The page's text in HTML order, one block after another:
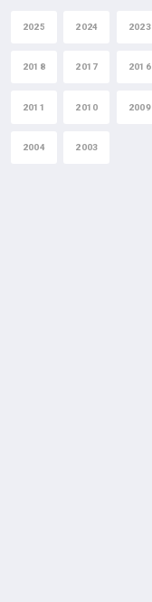
2025 2024 2023
2018 2017 2016
2011 2010 2009
2004 2003